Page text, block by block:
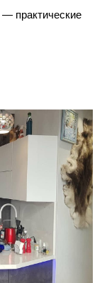
практические